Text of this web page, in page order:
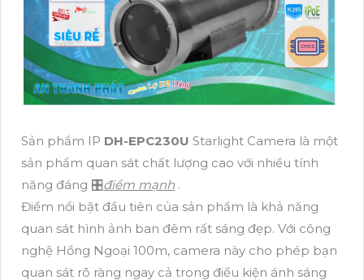
Sản phẩm IP DH-EPC230U Starlight Camera là một
sản phẩm quan sát chất lượng cao với nhiều tính
năng đáng 🎛điểm mạnh .
Điểm nổi bật đầu tiên của sản phẩm là khả năng
quan sát hình ảnh ban đêm rất sáng đẹp. Với công
nghệ Hồng Ngoại 100m, camera này cho phép bạn
quan sát rõ ràng ngay cả trong điều kiện ánh sáng